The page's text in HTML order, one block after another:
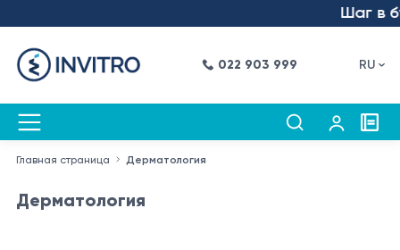
Шаг в
022 903 999 RU
Главная страница Дерматология
Дерматология